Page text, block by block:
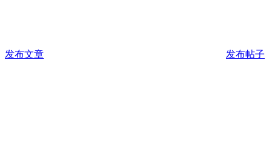
发布文章 发布帖子